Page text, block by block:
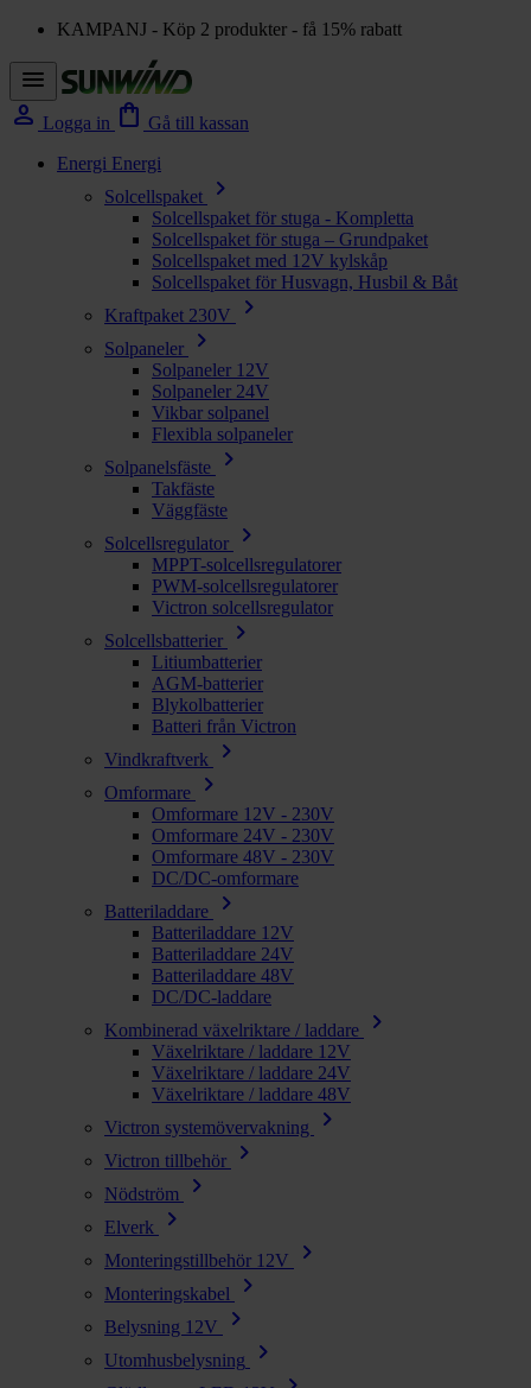
KAMPANJ - Köp 2 produkter - få 15% rabatt
menu
person Logga in shopping_bag Gå till kassan
Energi Energi
Solcellspaket
chevron_right
Solcellspaket för stuga - Kompletta
Solcellspaket för stuga – Grundpaket
Solcellspaket med 12V kylskåp
Solcellspaket för Husvagn, Husbil & Båt
Kraftpaket 230V
chevron_right
Solpaneler chevron_right
Solpaneler 12V
Solpaneler 24V
Vikbar solpanel
Flexibla solpaneler
Solpanelsfäste
chevron_right
Takfäste
Väggfäste
Solcellsregulator
chevron_right
MPPT-solcellsregulatorer
PWM-solcellsregulatorer
Victron solcellsregulator
Solcellsbatterier
chevron_right
Litiumbatterier
AGM-batterier
Blykolbatterier
Batteri från Victron
Vindkraftverk
chevron_right
Omformare chevron_right
Omformare 12V - 230V
Omformare 24V - 230V
Omformare 48V - 230V
DC/DC-omformare
Batteriladdare
chevron_right
Batteriladdare 12V
Batteriladdare 24V
Batteriladdare 48V
DC/DC-laddare
Kombinerad växelriktare / laddare
chevron_right
Växelriktare / laddare 12V
Växelriktare / laddare 24V
Växelriktare / laddare 48V
Victron systemövervakning
chevron_right
Victron tillbehör chevron_right
Nödström chevron_right
Elverk chevron_right
Monteringstillbehör 12V chevron_right
Monteringskabel chevron_right
Belysning 12V chevron_right
Utomhusbelysning chevron_right